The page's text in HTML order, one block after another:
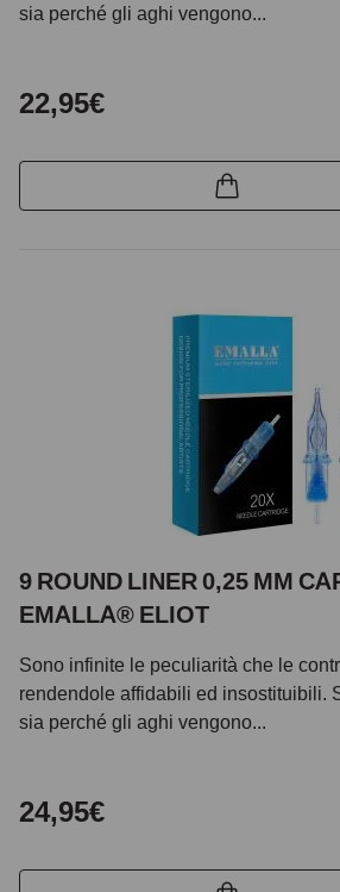
sia perché gli aghi vengono...
22,95€
9 ROUND LINER 0,25 MM
EMALLA® ELIOT
Sono infinite le peculiarità che le
rendendole affidabili ed insostituibili.
sia perché gli aghi vengono...
24,95€